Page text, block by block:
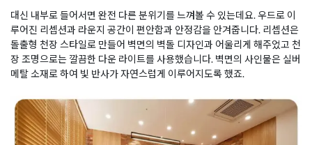
대신 내부로 들어서면 완전 다른 분위기를 느껴볼 수 있는데요. 우드로 이
루어진 리셉션과 라운지 공간이 편안함과 안정감을 안겨줍니다. 리셉션은
돌출형 천장 스타일로 만들어 벽면의 벽돌 디자인과 어울리게 해주었고 천
장 조명으로는 깔끔한 다운 라이트를 사용했습니다. 벽면의 사인물은 실버
메탈 소재로 하여 빛 반사가 자연스럽게 이루어지도록 했죠.